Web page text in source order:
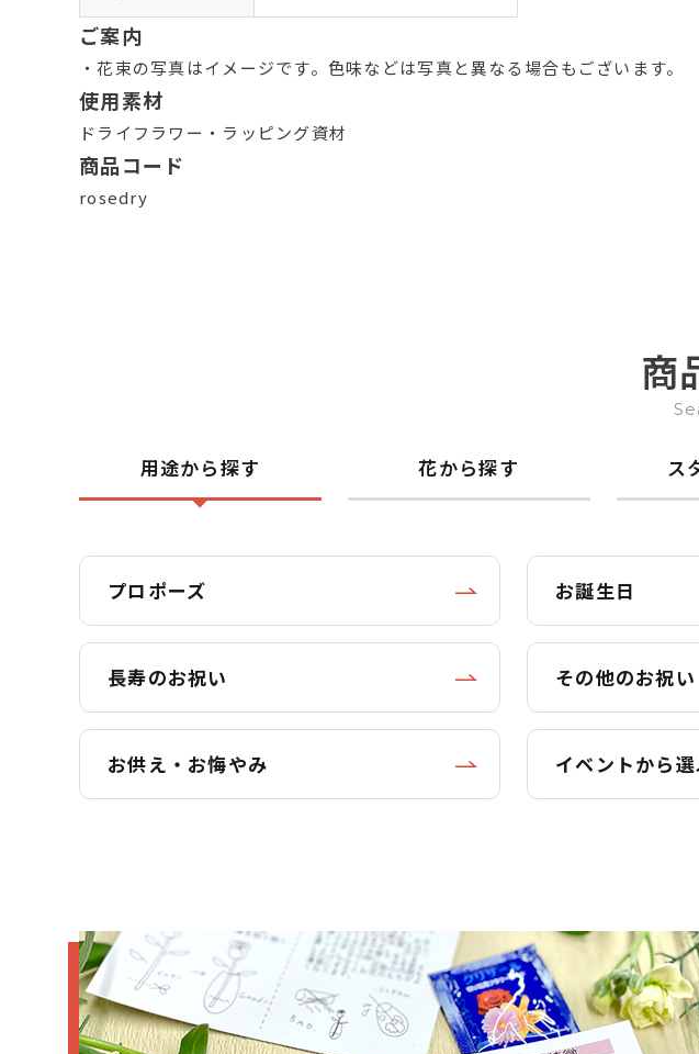
ご案内
・花束の写真はイメージです。色味などは写真と異なる場合もございます。
使用素材
ドライフラワー・ラッピング資材
商品コード
rosedry
商
用途から探す 花から探す ス
プロポーズ お誕生日
長寿のお祝い その他のお祝い
お供え・お悔やみ イベントから